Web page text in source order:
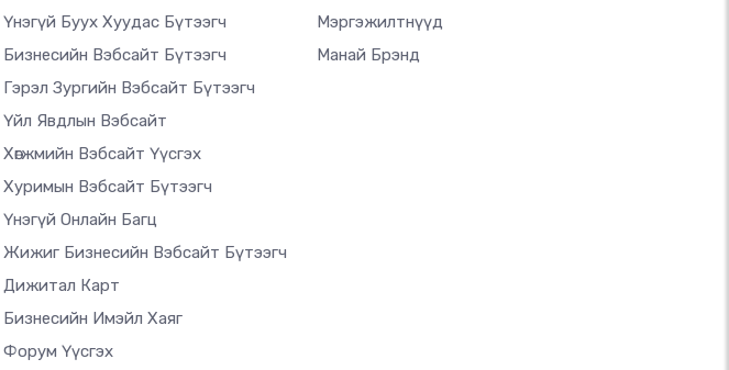
Үнэгүй Буух Хуудас Бүтээгч
Бизнесийн Вэбсайт Бүтээгч
Гэрэл Зургийн Вэбсайт Бүтээгч
Үйл Явдлын Вэбсайт
Хөгжмийн Вэбсайт Үүсгэх
Хуримын Вэбсайт Бүтээгч
Үнэгүй Онлайн Багц
Жижиг Бизнесийн Вэбсайт Бүтээгч
Дижитал Карт
Бизнесийн Имэйл Хаяг
Форум Үүсгэх
Мэргэжилтнүүд
Манай Брэнд